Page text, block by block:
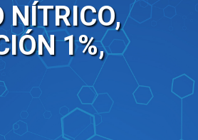
NÍTRICO,
1%,